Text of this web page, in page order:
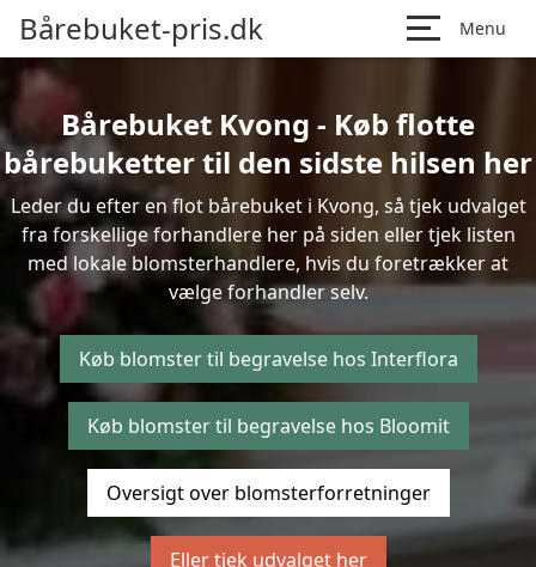
Bårebuket-pris.dk Menu
Bårebuket Kvong - Køb flotte
bårebuketter til den sidste hilsen her
Leder du efter en flot bårebuket i Kvong, så tjek udvalget
fra forskellige forhandlere her på siden eller tjek listen
med lokale blomsterhandlere, hvis du foretrækker at
vælge forhandler selv.
Køb blomster til begravelse hos Interflora
Køb blomster til begravelse hos Bloomit
Oversigt over blomsterforretninger
Eller tjek udvalget her